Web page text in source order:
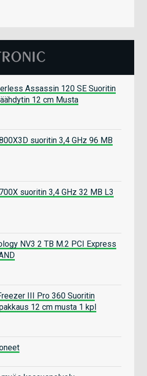
Assassin 120 SE Suoritin
12 cm Musta
suoritin 3,4 GHz 96 MB
suoritin 3,4 GHz 32 MB L3
NV3 2 TB M.2 PCI Express
III Pro 360 Suoritin
12 cm musta 1 kpl